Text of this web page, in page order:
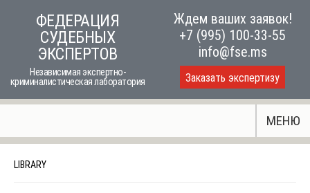
ФЕДЕРАЦИЯ
СУДЕБНЫХ
ЭКСПЕРТОВ
Независимая экспертно-
криминалистическая лаборатория
Ждем ваших заявок!
+7 (995) 100-33-55
info@fse.ms
Заказать экспертизу
МЕНЮ
LIBRARY